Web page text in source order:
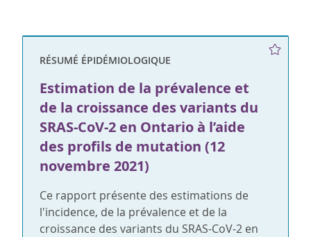
RÉSUMÉ ÉPIDÉMIOLOGIQUE
Estimation de la prévalence et
de la croissance des variants du
SRAS-CoV-2 en Ontario à l’aide
des profils de mutation (12
novembre 2021)
Ce rapport présente des estimations de
l'incidence, de la prévalence et de la
croissance des variants du SRAS-CoV-2 en